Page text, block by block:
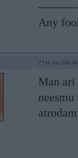
Any
10. Aug 2006,
Man arī